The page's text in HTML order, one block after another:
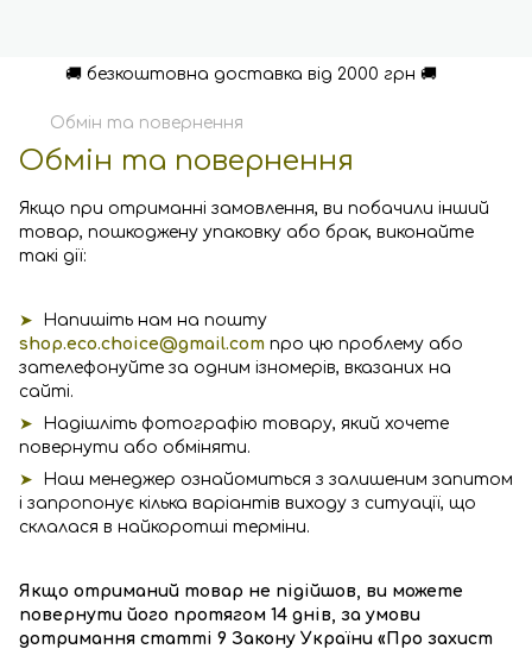
🚚 безкоштовна доставка від 2000 грн 🚚
Обмін та повернення
Обмін та повернення
Якщо при отриманні замовлення, ви побачили інший
товар, пошкоджену упаковку або брак, виконайте
такі дії:
➤
Напишіть нам на пошту
shop.eco.choice@gmail.com про цю проблему або
зателефонуйте за одним ізномерів, вказаних на
сайті.
➤
Надішліть фотографію товару, який хочете
повернути або обміняти.
➤
Наш менеджер ознайомиться з залишеним запитом
і запропонує кілька варіантів виходу з ситуації, що
склалася в найкоротші терміни.
Якщо отриманий товар не підійшов, ви можете
повернути його протягом 14 днів, за умови
дотримання статті 9 Закону України «Про захист